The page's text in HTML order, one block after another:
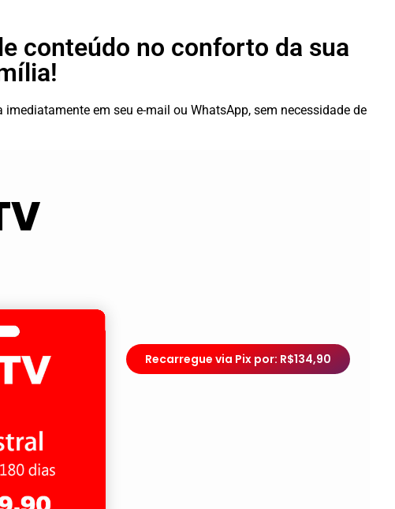
conteúdo no conforto da sua
em seu e-mail ou WhatsApp, sem necessidade de
Recarregue via Pix por: R$134,90